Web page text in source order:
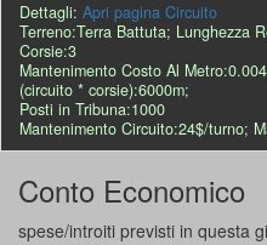
Dettagli: Apri pagina Circuito
Terreno:Terra Battuta; Lunghezza
Corsie:3
Mantenimento Costo Al
(circuito * corsie):6000m;
Posti in Tribuna:1000
Mantenimento Circuito:24$/turno;
Conto Economico
spese/introiti previsti in questa